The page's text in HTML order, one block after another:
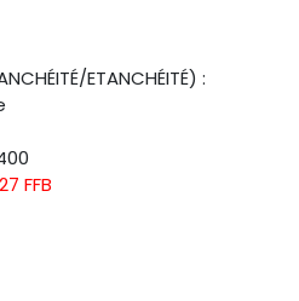
ETANCHÉITÉ) :
FFB